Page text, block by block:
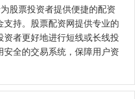
股票投资者提供便捷的配资
持。股票配资网提供专业的
者更好地进行短线或长线投
全的交易系统，保障用户资